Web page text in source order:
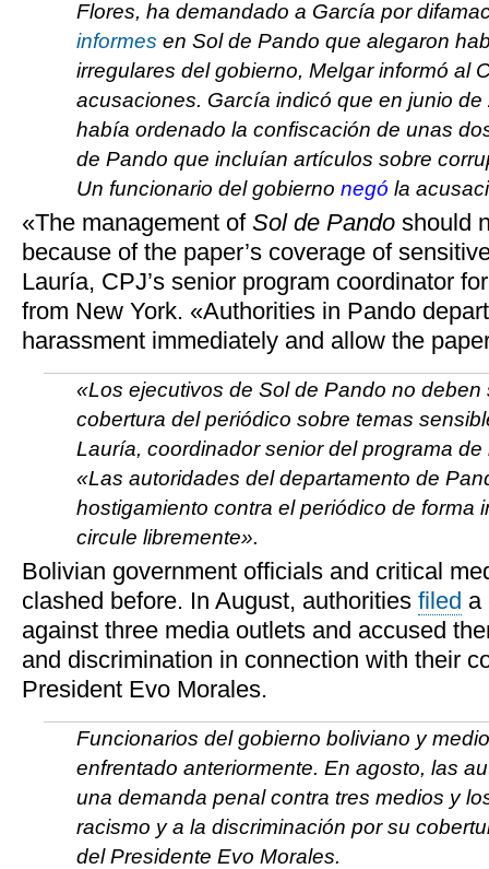
Flores, ha demandado a García por
informes en Sol de Pando que alegaron
irregulares del gobierno, Melgar informó al
acusaciones. García indicó que en junio
había ordenado la confiscación de unas
de Pando que incluían artículos sobre
Un funcionario del gobierno negó la
«The management of Sol de Pando should
because of the paper’s coverage of
Lauría, CPJ’s senior program coordinator
from New York. «Authorities in Pando
harassment immediately and allow the
«Los ejecutivos de Sol de Pando no deben
cobertura del periódico sobre temas
Lauría, coordinador senior del programa
«Las autoridades del departamento de
hostigamiento contra el periódico de forma
circule libremente».
Bolivian government officials and critical
clashed before. In August, authorities filed a
against three media outlets and accused
and discrimination in connection with their
President Evo Morales.
Funcionarios del gobierno boliviano y
enfrentado anteriormente. En agosto, las
una demanda penal contra tres medios y
racismo y a la discriminación por su
del Presidente Evo Morales.